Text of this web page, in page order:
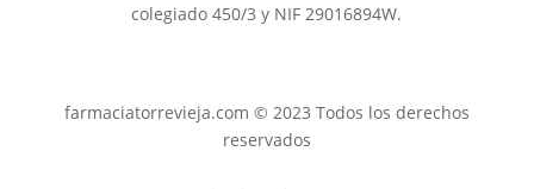
colegiado 450/3 y NIF 29016894W.
farmaciatorrevieja.com © 2023 Todos los derechos
reservados